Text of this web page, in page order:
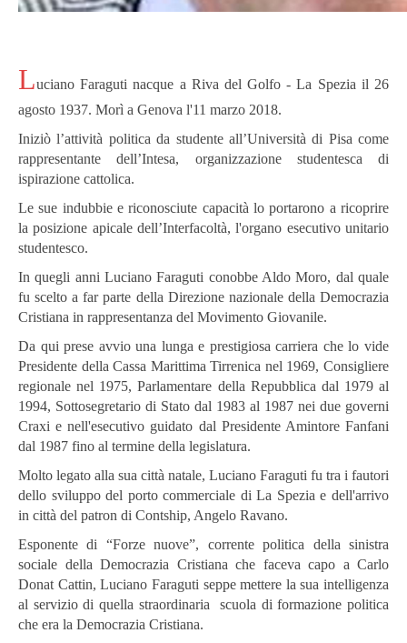
Luciano Faraguti nacque a Riva del Golfo - La Spezia il 26
agosto 1937. Morì a Genova l'11 marzo 2018.
Iniziò l’attività politica da studente all’Università di Pisa come
rappresentante dell’Intesa, organizzazione studentesca di
ispirazione cattolica.
Le sue indubbie e riconosciute capacità lo portarono a ricoprire
la posizione apicale dell’Interfacoltà, l'organo esecutivo unitario
studentesco.
In quegli anni Luciano Faraguti conobbe Aldo Moro, dal quale
fu scelto a far parte della Direzione nazionale della Democrazia
Cristiana in rappresentanza del Movimento Giovanile.
Da qui prese avvio una lunga e prestigiosa carriera che lo vide
Presidente della Cassa Marittima Tirrenica nel 1969, Consigliere
regionale nel 1975, Parlamentare della Repubblica dal 1979 al
1994, Sottosegretario di Stato dal 1983 al 1987 nei due governi
Craxi e nell'esecutivo guidato dal Presidente Amintore Fanfani
dal 1987 fino al termine della legislatura.
Molto legato alla sua città natale, Luciano Faraguti fu tra i fautori
dello sviluppo del porto commerciale di La Spezia e dell'arrivo
in città del patron di Contship, Angelo Ravano.
Esponente di “Forze nuove”, corrente politica della sinistra
sociale della Democrazia Cristiana che faceva capo a Carlo
Donat Cattin, Luciano Faraguti seppe mettere la sua intelligenza
al servizio di quella straordinaria scuola di formazione politica
che era la Democrazia Cristiana.